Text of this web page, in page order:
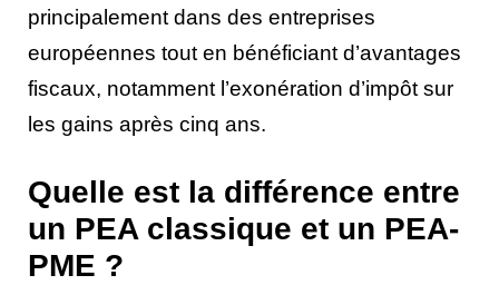
principalement dans des entreprises
européennes tout en bénéficiant d’avantages
fiscaux, notamment l’exonération d’impôt sur
les gains après cinq ans.
Quelle est la différence entre
un PEA classique et un PEA-
PME ?